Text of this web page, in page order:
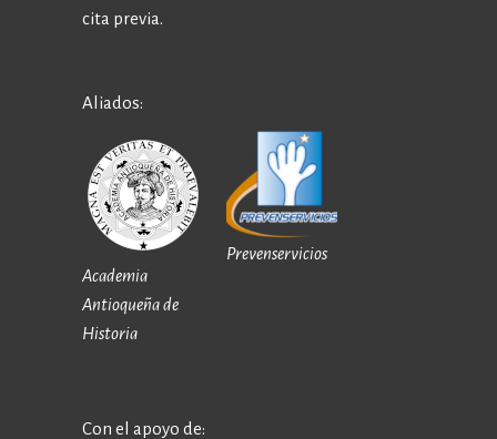
cita previa.
Aliados:
Academia
Antioqueña de
Historia
Prevenservicios
Con el apoyo de: